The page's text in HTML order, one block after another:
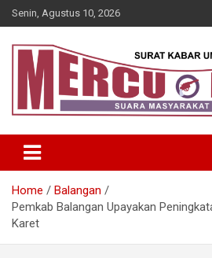
Skip
to
Senin, Agustus 10, 2026
Mercu Benua
Home
Balangan
Pemkab Balangan Upayakan
Karet